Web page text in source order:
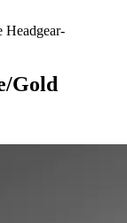
Headgear-
Gold